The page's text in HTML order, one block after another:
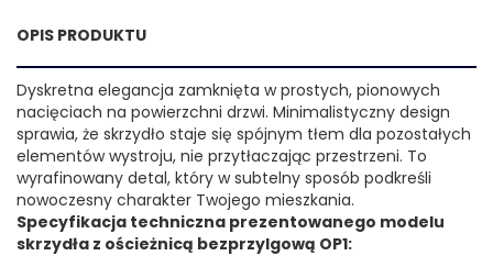
OPIS PRODUKTU
Dyskretna elegancja zamknięta w prostych, pionowych
nacięciach na powierzchni drzwi. Minimalistyczny design
sprawia, że skrzydło staje się spójnym tłem dla pozostałych
elementów wystroju, nie przytłaczając przestrzeni. To
wyrafinowany detal, który w subtelny sposób podkreśli
nowoczesny charakter Twojego mieszkania.
Specyfikacja techniczna prezentowanego modelu
skrzydła z ościeżnicą bezprzylgową OP1: